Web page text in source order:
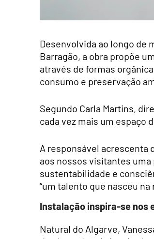
Desenvolvida ao longo de
Barragão, a obra propõe
através de formas
consumo e preservação
Segundo Carla Martins,
cada vez mais um espaço
A responsável acrescenta
aos nossos visitantes
sustentabilidade e
“um talento que nasceu
Instalação inspira-se nos
Natural do Algarve,